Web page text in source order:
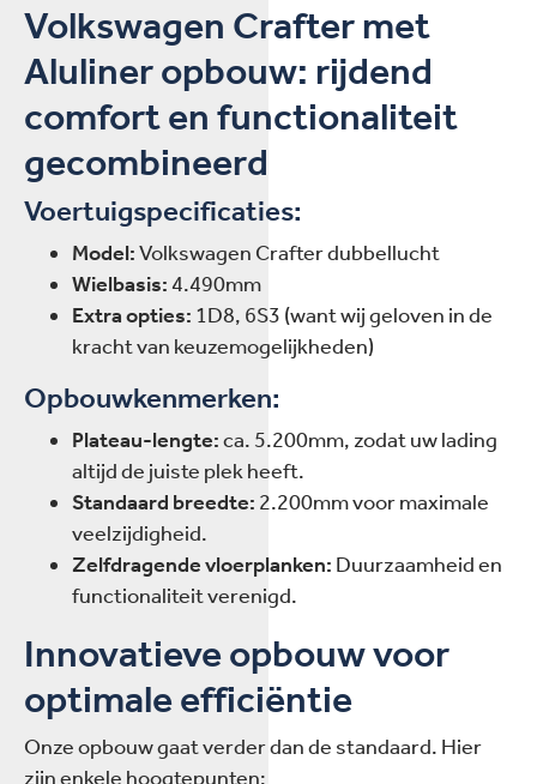
Volkswagen Crafter met
Aluliner opbouw: rijdend
comfort en functionaliteit
gecombineerd
Voertuigspecificaties:
Model:Volkswagen Crafter dubbellucht
Wielbasis:4.490mm
Extra opties: 1D8, 6S3 (want wij geloven in de
kracht van keuzemogelijkheden)
Opbouwkenmerken:
Plateau-lengte:ca. 5.200mm, zodat uw lading
altijd de juiste plek heeft.
Standaard breedte: 2.200mm voor maximale
veelzijdigheid.
Zelfdragende vloerplanken: Duurzaamheid en
functionaliteit verenigd.
Innovatieve opbouw voor
optimale efficiëntie
Onze opbouw gaat verder dan de standaard. Hier
zijn enkele hoogtepunten: